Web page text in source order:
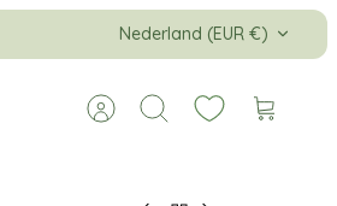
Valuta
Nederland (EUR €)
AccountZoeken